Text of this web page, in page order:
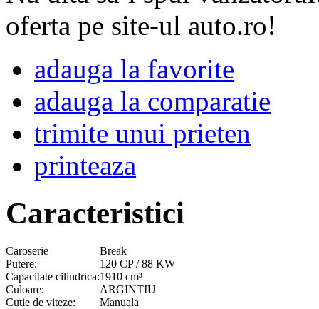
oferta pe site-ul auto.ro!
adauga la favorite
adauga la comparatie
trimite unui prieten
printeaza
Caracteristici
Caroserie
Break
Putere:
120 CP / 88 KW
Capacitate cilindrica:1910 cm³
Culoare:
ARGINTIU
Cutie de viteze:
Manuala